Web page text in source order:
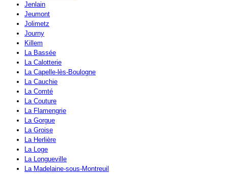
Jenlain
Jeumont
Jolimetz
Journy
Killem
La Bassée
La Calotterie
La Capelle-lès-Boulogne
La Cauchie
La Comté
La Couture
La Flamengrie
La Gorgue
La Groise
La Herlière
La Loge
La Longueville
La Madelaine-sous-Montreuil